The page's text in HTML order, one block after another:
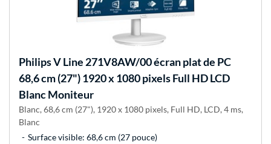
PhilipsV Line 271V8AW/00 écran plat de PC
68,6 cm (27") 1920 x 1080 pixels Full HD LCD
Blanc Moniteur
Blanc, 68,6 cm (27"), 1920 x 1080 pixels, Full HD, LCD, 4 ms,
Blanc
Surface visible: 68,6 cm (27 pouce)